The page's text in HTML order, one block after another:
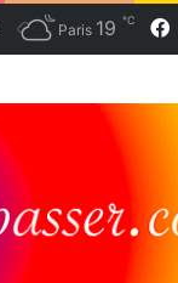
Paris 19 ℃